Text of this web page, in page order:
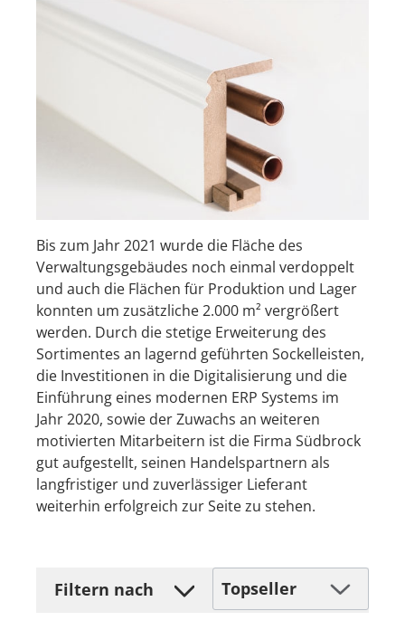
Bis zum Jahr 2021 wurde die Fläche des
Verwaltungsgebäudes noch einmal verdoppelt
und auch die Flächen für Produktion und Lager
konnten um zusätzliche 2.000 m² vergrößert
werden. Durch die stetige Erweiterung des
Sortimentes an lagernd geführten Sockelleisten,
die Investitionen in die Digitalisierung und die
Einführung eines modernen ERP Systems im
Jahr 2020, sowie der Zuwachs an weiteren
motivierten Mitarbeitern ist die Firma Südbrock
gut aufgestellt, seinen Handelspartnern als
langfristiger und zuverlässiger Lieferant
weiterhin erfolgreich zur Seite zu stehen.
Filtern nach